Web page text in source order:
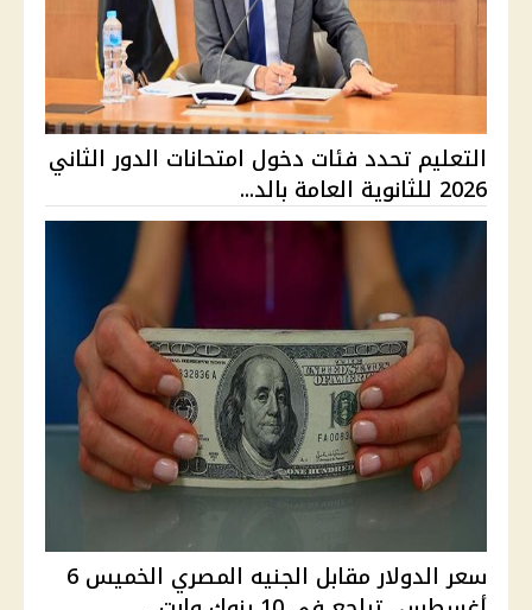
التعليم تحدد فئات دخول امتحانات الدور الثاني
2026 للثانوية العامة بالد...
سعر الدولار مقابل الجنيه المصري الخميس 6